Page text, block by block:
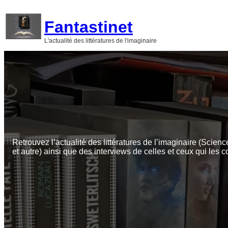
contenu
Fantastinet
L'actualité des littératures de l'imaginaire
Retrouvez l’actualité des littératures de l’imaginaire
et autre) ainsi que des interviews de celles et ceux qui les